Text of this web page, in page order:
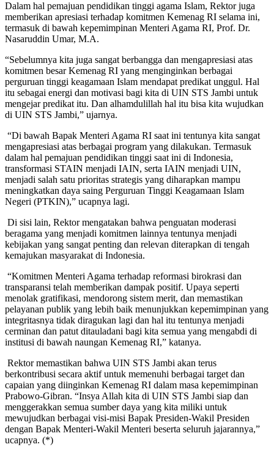
Dalam hal pemajuan pendidikan tinggi agama Islam, Rektor juga
memberikan apresiasi terhadap komitmen Kemenag RI selama ini,
termasuk di bawah kepemimpinan Menteri Agama RI, Prof. Dr.
Nasaruddin Umar, M.A.
“Sebelumnya kita juga sangat berbangga dan mengapresiasi atas
komitmen besar Kemenag RI yang menginginkan berbagai
perguruan tinggi keagamaan Islam mendapat predikat unggul. Hal
itu sebagai energi dan motivasi bagi kita di UIN STS Jambi untuk
mengejar predikat itu. Dan alhamdulillah hal itu bisa kita wujudkan
di UIN STS Jambi,” ujarnya.
“Di bawah Bapak Menteri Agama RI saat ini tentunya kita sangat
mengapresiasi atas berbagai program yang dilakukan. Termasuk
dalam hal pemajuan pendidikan tinggi saat ini di Indonesia,
transformasi STAIN menjadi IAIN, serta IAIN menjadi UIN,
menjadi salah satu prioritas strategis yang diharapkan mampu
meningkatkan daya saing Perguruan Tinggi Keagamaan Islam
Negeri (PTKIN),” ucapnya lagi.
Di sisi lain, Rektor mengatakan bahwa penguatan moderasi
beragama yang menjadi komitmen lainnya tentunya menjadi
kebijakan yang sangat penting dan relevan diterapkan di tengah
kemajukan masyarakat di Indonesia.
“Komitmen Menteri Agama terhadap reformasi birokrasi dan
transparansi telah memberikan dampak positif. Upaya seperti
menolak gratifikasi, mendorong sistem merit, dan memastikan
pelayanan publik yang lebih baik menunjukkan kepemimpinan yang
integritasnya tidak diragukan lagi dan hal itu tentunya menjadi
cerminan dan patut ditauladani bagi kita semua yang mengabdi di
institusi di bawah naungan Kemenag RI,” katanya.
Rektor memastikan bahwa UIN STS Jambi akan terus
berkontribusi secara aktif untuk memenuhi berbagai target dan
capaian yang diinginkan Kemenag RI dalam masa kepemimpinan
Prabowo-Gibran. “Insya Allah kita di UIN STS Jambi siap dan
menggerakkan semua sumber daya yang kita miliki untuk
mewujudkan berbagai visi-misi Bapak Presiden-Wakil Presiden
dengan Bapak Menteri-Wakil Menteri beserta seluruh jajarannya,”
ucapnya. (*)